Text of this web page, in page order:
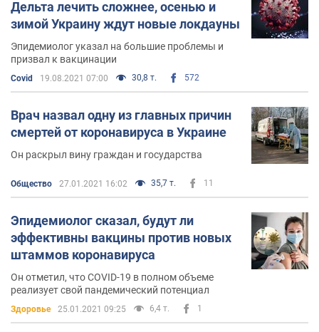
Дельта лечить сложнее, осенью и
зимой Украину ждут новые локдауны
Эпидемиолог указал на большие проблемы и
призвал к вакцинации
Covid 19.08.2021 07:00 30,8 т. 572
Врач назвал одну из главных причин
смертей от коронавируса в Украине
Он раскрыл вину граждан и государства
Общество 27.01.2021 16:02 35,7 т. 11
Эпидемиолог сказал, будут ли
эффективны вакцины против новых
штаммов коронавируса
Он отметил, что COVID-19 в полном объеме
реализует свой пандемический потенциал
Здоровье 25.01.2021 09:25 6,4 т. 1